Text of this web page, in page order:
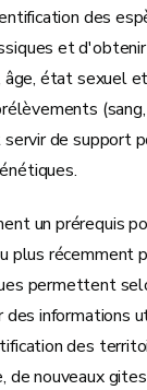
des
et
état sexuel
de support
un prérequis
plus récemment
permettent
informations
des
de nouveaux